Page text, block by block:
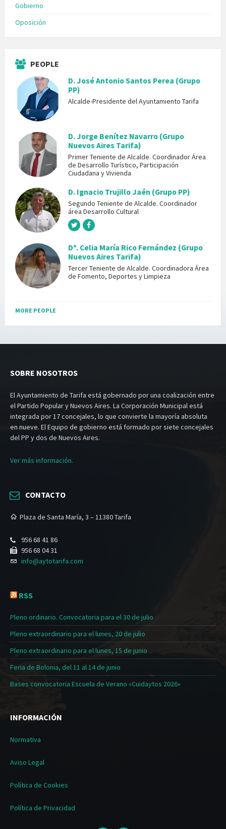
Gobierno
Oposición
PEOPLE
D. José Antonio Santos Perea (Grupo
PP)
Alcalde-Presidente del Ayuntamiento Tarifa
D. Jorge Benítez Navarro (Grupo
Nuevos Aires Tarifa)
Primer Teniente de Alcalde. Coordinador Área
de Desarrollo Turístico, Participación
Ciudadana y Vivienda
D. Ignacio Trujillo Jaén (Grupo PP)
Segundo Teniente de Alcalde. Coordinador
área Desarrollo Cultural
Dª. Celia María Rico Fernández (Grupo
Nuevos Aires Tarifa)
Tercer Teniente de Alcalde. Coordinadora Área
de Fomento, Deportes y Limpieza
MORE PEOPLE
SOBRE NOSOTROS
El Ayuntamiento de Tarifa está gobernado por una coalización entre
el Partido Popular y Nuevos Aires. La Corporación Municipal está
integrada por 17 concejales, lo que convierte la mayoría absoluta
en nueve. El Equipo de gobierno está formado por siete concejales
del PP y dos de Nuevos Aires.
Ver más información.
CONTACTO
Plaza de Santa María, 3 – 11380 Tarifa
956 68 41 86
956 68 04 31
info@aytotarifa.com
RSS
Pleno ordinario. Convocatoria para el 30 de julio
Pleno extraordinario para el lunes, 20 de julio
Pleno extraordinario para el lunes, 15 de junio
Feria de Bolonia, del 11 al 14 de junio
Bases convocatoria Escuela de Verano «Cuidaytos 2026»
INFORMACIÓN
Normativa
Aviso Legal
Política de Cookies
Política de Privacidad